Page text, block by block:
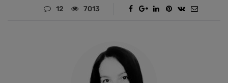
12 7013